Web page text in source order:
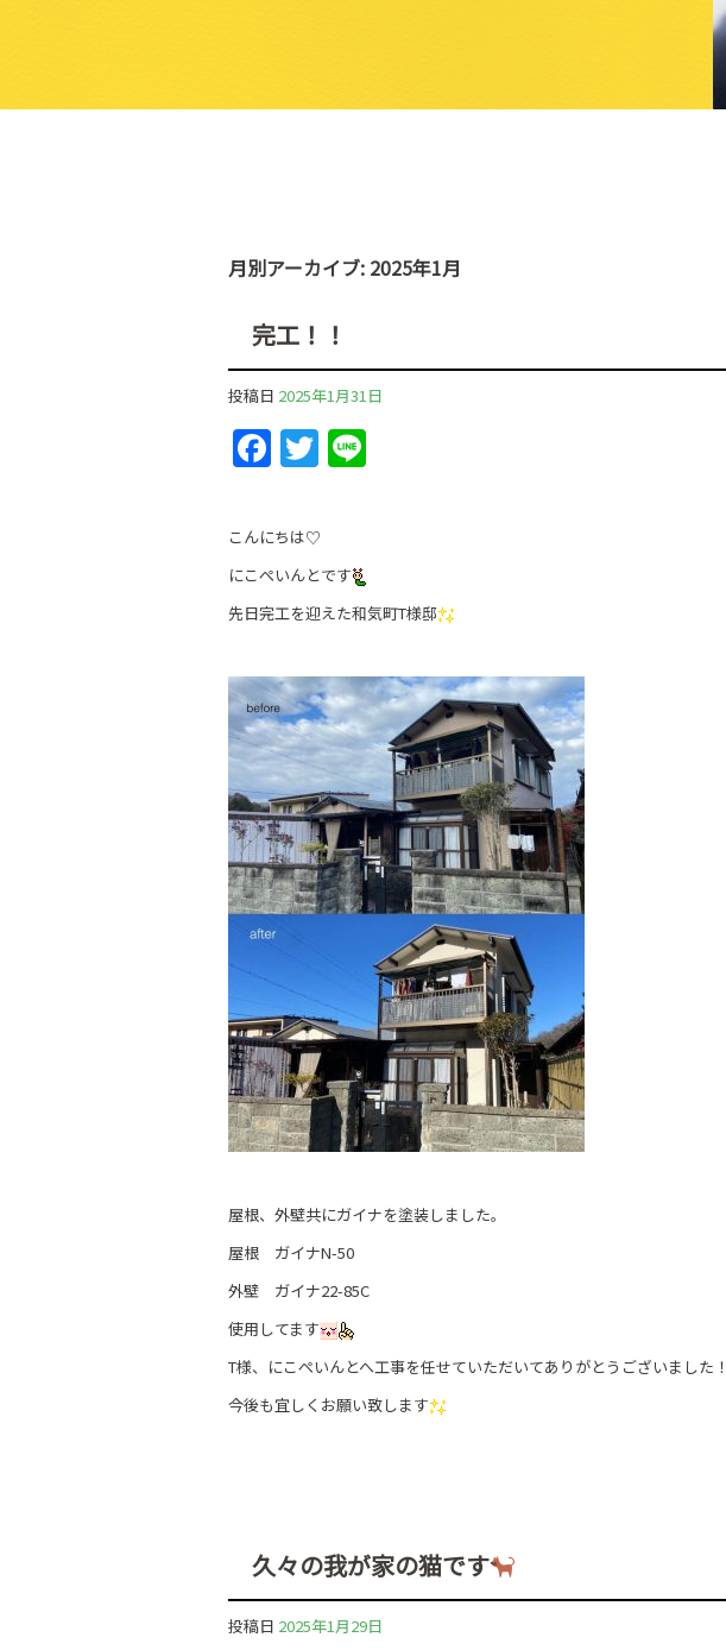
月別アーカイブ: 2025年1月
完工！！
投稿日 2025年1月31日
F
c
e
b
o
o
k
T
itt
er
こんにちは♡
にこぺいんとです
先日完工を迎えた和気町T様邸
屋根、外壁共にガイナを塗装しました。
屋根 ガイナN-50
外壁 ガイナ22-85C
使用してます
T様、にこぺいんとへ工事を任せていただいてありがとうございました！
今後も宜しくお願い致します
久々の我が家の猫です
投稿日 2025年1月29日